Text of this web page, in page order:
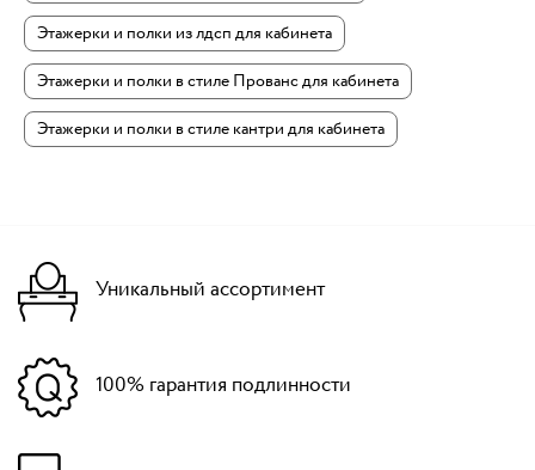
Этажерки и полки из лдсп для кабинета
Этажерки и полки в стиле Прованс для кабинета
Этажерки и полки в стиле кантри для кабинета
Уникальный ассортимент
100% гарантия подлинности